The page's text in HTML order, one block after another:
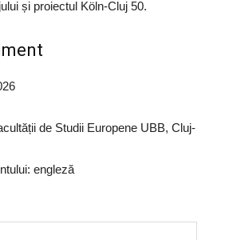
și proiectul Köln-Cluj 50.
de Studii Europene UBB, Cluj-
engleză